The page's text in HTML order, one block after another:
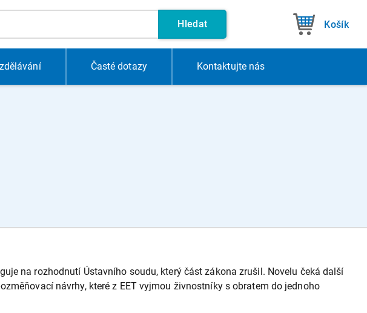
Hledat Košík
Časté dotazy Kontaktujte nás
na rozhodnutí Ústavního soudu, který část zákona zrušil. Novelu čeká další
návrhy, které z EET vyjmou živnostníky s obratem do jednoho